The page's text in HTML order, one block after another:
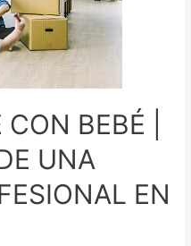
BEBÉ |
UNA
EN